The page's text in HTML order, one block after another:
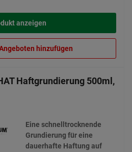
anzeigen
hinzufügen
Haftgrundierung 500ml,
Eine schnelltrocknende
Grundierung für eine
dauerhafte Haftung auf